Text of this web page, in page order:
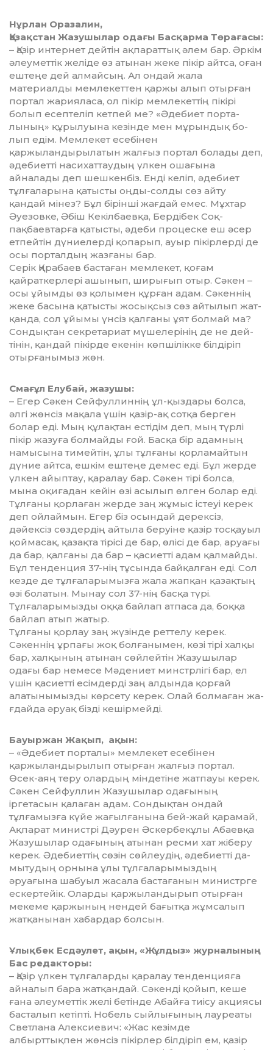
Нұрлан Оразалин,
Қазақстан Жазушылар одағы Басқарма Төрағасы:
– Қазір интернет дейтін ақпараттық әлем бар. Әркім
әлеуметтік желіде өз атынан жеке пікір айтса, оған
ештеңе дей алмайсың. Ал он­дай жа­ла
материалды мемлекеттен қаржы алып отырған
портал жарияласа, ол пікір мемлекеттің пікірі
болып есептеліп кетпей ме? «Әдебиет пор­та­
лының» құрылуына кезінде мен мұрындық бо­
лып едім. Мемлекет есе­бінен
қаржыландырылатын жалғыз портал болады деп,
әдебиетті на­­­сихаттаудың үлкен ошағына
айналады деп шешкенбіз. Енді келіп, әде­биет
тұлғаларына қатысты оңды-солды сөз айту
қандай мінез? Бұл бірін­ші жағдай емес. Мұхтар
Әуезовке, Әбіш Кекілбаевқа, Бердібек Соқ­
пақбаевтарға қатысты, әдеби процеске еш әсер
етпейтін дүниелерді қо­парып, ауыр пікірлерді де
осы порталдың жазғаны бар.
Серік Қирабаев бастаған мемлекет, қоғам
қайраткерлері ашынып, ширығып отыр. Сәкен –
осы ұйымды өз қолымен құрған адам. Сәкеннің
же­ке басына қатысты жосықсыз сөз айтылып жат­
қанда, сол ұйымы үнсіз қал­ғаны ұят болмай ма?
Сондықтан секре­та­риат мүшелерінің де не дей­
тінін, қандай пікірде екенін көп­шілікке білдіріп
отырғанымыз жөн.
Смағұл Елубай, жазушы:
– Егер Сәкен Сейфуллиннің ұл-қыздары болса,
әлгі жөнсіз мақала үшін қазір-ақ сотқа берген
болар еді. Мың құлақтан естідім деп, мың түр­лі
пікір жазуға болмайды ғой. Басқа бір адамның
намысына ти­мейтін, ұлы тұлғаны қорламайтын
дүние айтса, ешкім ештеңе демес еді. Бұл жерде
үлкен айыптау, қаралау бар. Сәкен тірі болса,
мына оқиғадан кейін өзі асылып өлген болар еді.
Тұлғаны қорлаған жерде заң жұмыс істеуі керек
деп ойлаймын. Егер біз осындай дерексіз,
дәйексіз сөздердің ай­тыла беруіне қазір тосқауыл
қоймасақ, қазақта тірісі де бар, өлісі де бар, аруағы
да бар, қалғаны да бар – қасиетті адам қалмайды.
Бұл тенденция 37-нің тұсында байқалған еді. Сол
кезде де тұл­ғаларымызға жала жапқан қазақтың
өзі болатын. Мынау сол 37-нің бас­қа түрі.
Тұлғаларымызды оққа байлап атпаса да, боққа
байлап атып жа­тыр.
Тұлғаны қорлау заң жүзінде реттелу керек.
Сәкеннің ұрпағы жоқ бол­ғанымен, көзі тірі халқы
бар, халқының атынан сөйлейтін Жазушы­лар
одағы бар немесе Мәдениет минстрлігі бар, ел
үшін қасиетті есім­дерді заң алдында қорғай
алатынымызды көрсету керек. Олай болмаған жа­
ғдайда әруақ бізді кешірмейді.
Бауыржан Жақып, ақын:
– «Әдебиет порталы» мемлекет есебінен
қаржыландырылып отырған жал­ғыз портал.
Өсек-аяң теру олардың міндетіне жатпауы керек.
Сәкен Сей­фуллин Жазушылар одағының
іргетасын қалаған адам. Сондықтан он­дай
тұлғамызға күйе жағылғанына бей-жай қарамай,
Ақпарат ми­нистрі Дәурен Әскербекұлы Абаевқа
Жазушылар одағының атынан рес­ми хат жіберу
керек. Әдебиеттің сөзін сөйлеудің, әдебиетті да­
мытудың орнына ұлы тұлғаларымыздың
әруағына шабуыл жасала бас­тағанын министрге
ескертейік. Оларды қаржыландырып отырған
мекеме қаржының нендей бағытқа жұмсалып
жатқанынан хабардар бол­сын.
Ұлықбек Есдәулет, ақын, «Жұлдыз» журналының
Бас редакторы:
– Қазір үлкен тұлғаларды қа­ралау тенденцияға
айналып бара жатқандай. Сәкенді қойып, кеше
ғана әлеуметтік желі бетінде Абайға тиісу ак­циясы
басталып кетіпті. Нобель сыйлығының лауреаты
Светлана Алексиевич: «Жас ке­зімде
албырттықпен жөнсіз пі­кірлер білдіріп ем, қазір